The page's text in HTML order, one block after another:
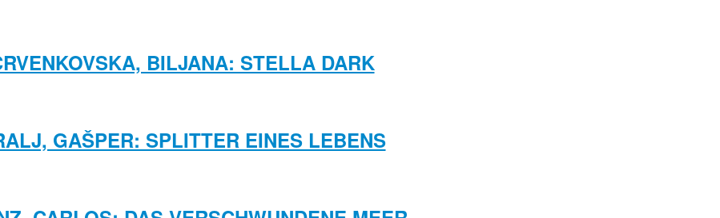
BILJANA: STELLA DARK
GAŠPER: SPLITTER EINES LEBENS